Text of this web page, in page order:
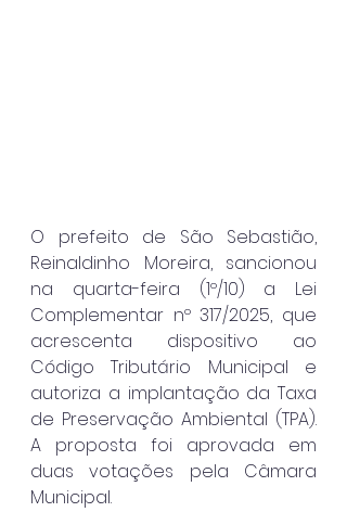
O prefeito de São Sebastião,
Reinaldinho Moreira, sancionou
na quarta-feira (1º/10) a Lei
Complementar nº 317/2025, que
acrescenta dispositivo ao
Código Tributário Municipal e
autoriza a implantação da Taxa
de Preservação Ambiental (TPA).
A proposta foi aprovada em
duas votações pela Câmara
Municipal.